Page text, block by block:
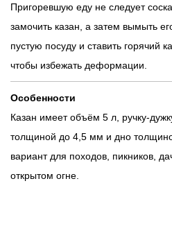
Пригоревшую еду не следует
замочить казан, а затем вымыть
пустую посуду и ставить горячий
чтобы избежать деформации.
Особенности
Казан имеет объём 5 л, ручку-
толщиной до 4,5 мм и дно
вариант для походов, пикников,
открытом огне.